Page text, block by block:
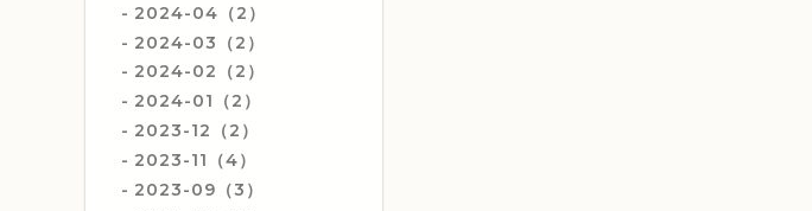
2024-04（2）
2024-03（2）
2024-02（2）
2024-01（2）
2023-12（2）
2023-11（4）
2023-09（3）